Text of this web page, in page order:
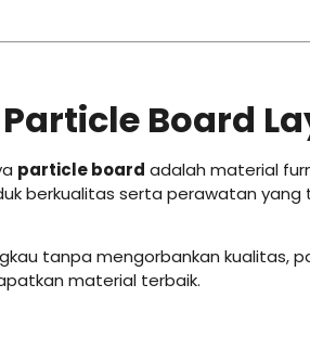
Board
particle board adalah material
berkualitas serta perawatan
tanpa mengorbankan kualitas,
material terbaik.